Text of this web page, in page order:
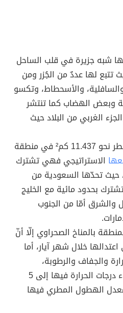
شبه جزيرة في قلب الساحل
تتبع لها عددٌ من الجُزر ومن
والأسحطاط، وتكسو
وبعض الهضاب كما تنتشر
الغربي من البلاد حيث
تمتد مساحة قطر نحو 11.437 كم² في منطقة
الاستراتيجي فهي تشترك
حيث تحدّها السعودية من
بحدود مائية مع الخليج
أمّا من الجنوب
بالمناخ الصحراوي إلّا أنّ
خلال شهر آيار، أما
والجفاف والرطوبة،
وتنخفض في فصل الشتاء درجات الحرارة فيها إلى 5
الهطول المطري فيها